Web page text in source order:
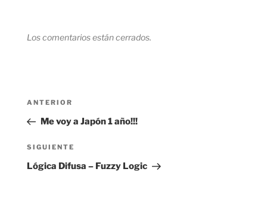
Los comentarios están cerrados.
Navegación
entradas
Entrada
anterior:
ANTERIOR
Me voy a Japón 1 año!!!
Siguiente
entrada
SIGUIENTE
Lógica Difusa – Fuzzy Logic